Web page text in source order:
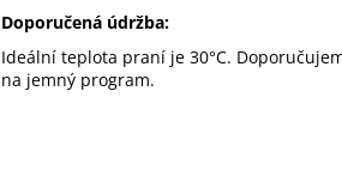
Doporučená údržba:
Ideální teplota praní je 30°C.
na jemný program.